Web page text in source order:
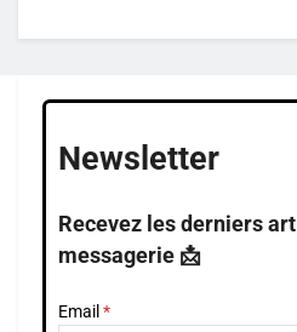
Newsletter
Recevez les derniers
messagerie 📩
Email